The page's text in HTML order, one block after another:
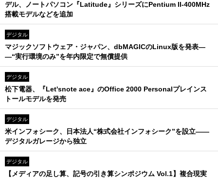
デル、ノートパソコン『Latitude』シリーズにPentium II-400MHz
搭載モデルなどを追加
デジタル
マジックソフトウェア・ジャパン、dbMAGICのLinux版を発表―
―“実行環境のみ”を年内限定で無償提供
デジタル
松下電器、『Let'snote ace』のOffice 2000 Personalプレインス
トールモデルを発売
デジタル
米インフォシーク、日本法人“株式会社インフォシーク”を設立――
デジタルガレージから独立
デジタル
【メディアの足し算、記号の引き算シンポジウム Vol.1】複合現実